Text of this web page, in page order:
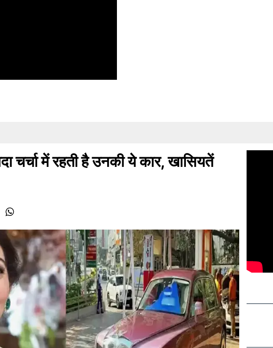
चर्चा में रहती है उनकी ये कार, खासियतें